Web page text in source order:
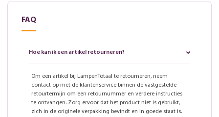
FAQ
Hoe kan ik een artikel retourneren?
Om een artikel bij LampenTotaal te retourneren, neem
contact op met de klantenservice binnen de vastgestelde
retourtermijn om een retournummer en verdere instructies
te ontvangen. Zorg ervoor dat het product niet is gebruikt,
zich in de originele verpakking bevindt en in goede staat is.